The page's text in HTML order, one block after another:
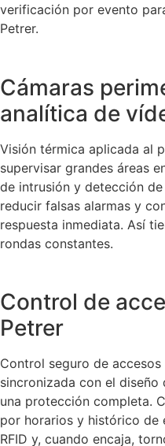
verificación por evento
Petrer.
Cámaras
analítica de
Visión térmica aplicada al
supervisar grandes áreas
de intrusión y detección
reducir falsas alarmas y
respuesta inmediata. Así
rondas constantes.
Control de
Petrer
Control seguro de
sincronizada con el
una protección completa.
por horarios y histórico de
RFID y, cuando encaja,